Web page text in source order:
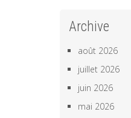
Archive
août 2026
juillet 2026
juin 2026
mai 2026